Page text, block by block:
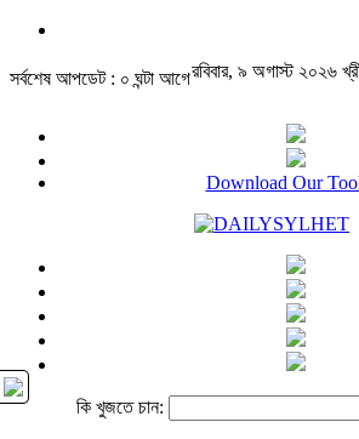
সর্বশেষ আপডেট : ০ ঘন্টা আগেরবিবার, ৯ অগাস্ট ২০২৬
Download Our
কি খুজতে চান: